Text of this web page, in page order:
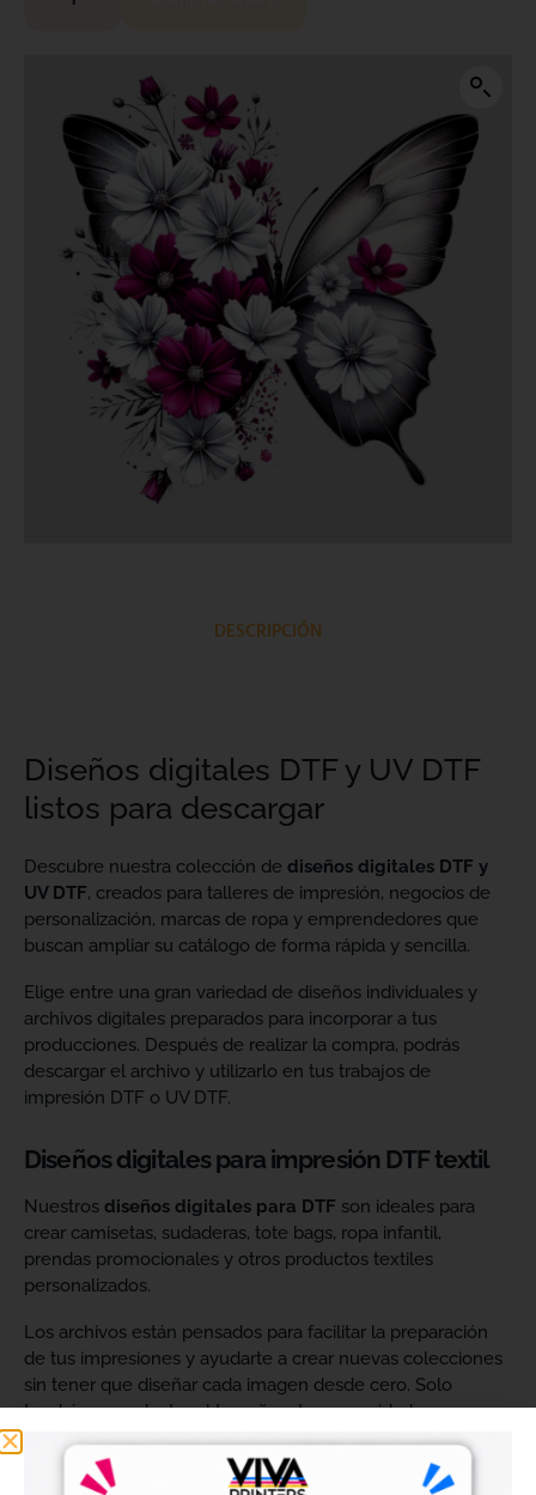
DESCRIPCIÓN
Diseños digitales DTF y UV DTF
listos para descargar
Descubre nuestra colección de diseños digitales DTF y
UV DTF, creados para talleres de impresión, negocios de
personalización, marcas de ropa y emprendedores que
buscan ampliar su catálogo de forma rápida y sencilla.
Elige entre una gran variedad de diseños individuales y
archivos digitales preparados para incorporar a tus
producciones. Después de realizar la compra, podrás
descargar el archivo y utilizarlo en tus trabajos de
impresión DTF o UV DTF.
Diseños digitales para impresión DTF textil
Nuestros diseños digitales para DTF son ideales para
crear camisetas, sudaderas, tote bags, ropa infantil,
prendas promocionales y otros productos textiles
personalizados.
Los archivos están pensados para facilitar la preparación
de tus impresiones y ayudarte a crear nuevas colecciones
sin tener que diseñar cada imagen desde cero. Solo
tendrás que adaptar el tamaño a tus necesidades, preparar
el archivo en tu programa de impresión y producirlo con tu
maquinaria DTF.